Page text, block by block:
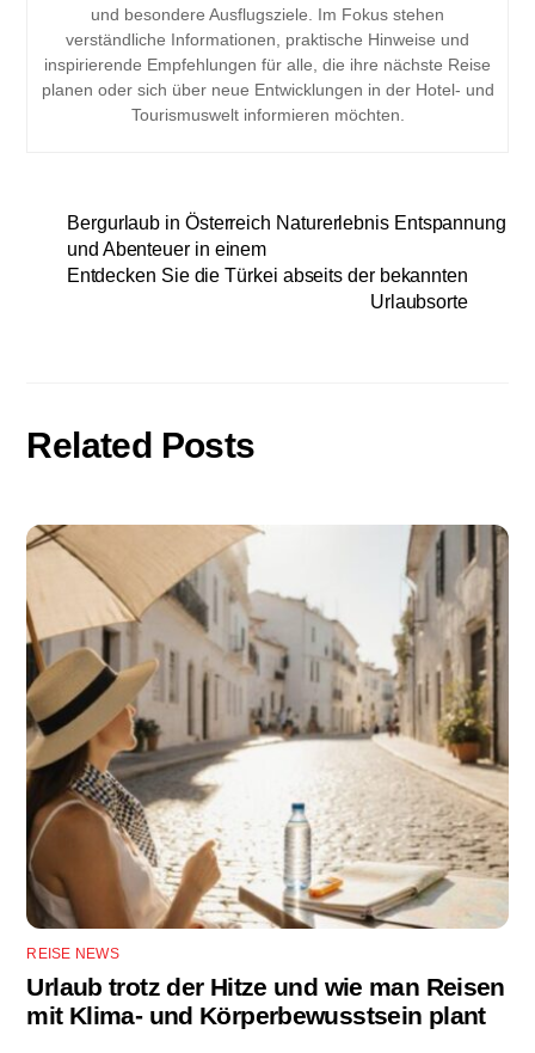
und besondere Ausflugsziele. Im Fokus stehen
verständliche Informationen, praktische Hinweise und
inspirierende Empfehlungen für alle, die ihre nächste Reise
planen oder sich über neue Entwicklungen in der Hotel- und
Tourismuswelt informieren möchten.
Bergurlaub in Österreich Naturerlebnis Entspannung
und Abenteuer in einem
Entdecken Sie die Türkei abseits der bekannten
Urlaubsorte
Related Posts
REISE NEWS
Urlaub trotz der Hitze und wie man Reisen
mit Klima- und Körperbewusstsein plant